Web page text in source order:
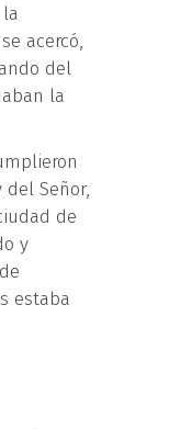
acercó,
del
la
Señor,
de
y
estaba